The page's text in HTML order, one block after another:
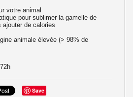
votre animal
pour sublimer la gamelle de
de calories
animale élevée (> 98% de
Save